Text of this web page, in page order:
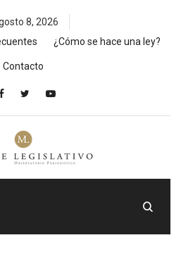
8, 2026
¿Cómo se hace una ley?
Contacto